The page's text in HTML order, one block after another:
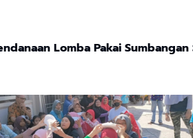
Lomba Pakai Sumbangan